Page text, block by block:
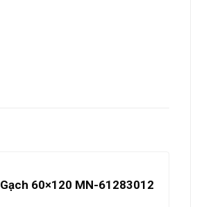
Gạch 60×120 MN-61283012